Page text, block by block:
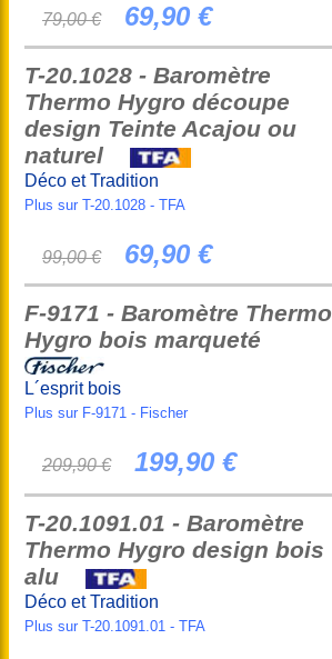
79,00 € 69,90 €
T-20.1028 - Baromètre
Thermo Hygro découpe
design Teinte Acajou ou
naturel
Déco et Tradition
Plus sur T-20.1028 - TFA
99,00 € 69,90 €
F-9171 - Baromètre Thermo
Hygro bois marqueté
L´esprit bois
Plus sur F-9171 - Fischer
209,90 € 199,90 €
T-20.1091.01 - Baromètre
Thermo Hygro design bois
alu
Déco et Tradition
Plus sur T-20.1091.01 - TFA